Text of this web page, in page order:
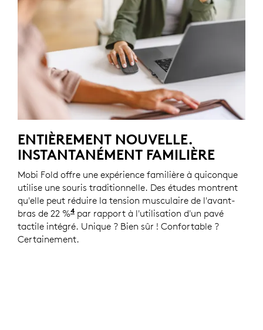
ENTIÈREMENT NOUVELLE.
INSTANTANÉMENT FAMILIÈRE
Mobi Fold offre une expérience familière à quiconque
utilise une souris traditionnelle. Des études montrent
qu'elle peut réduire la tension musculaire de l'avant-
bras de 22 %4Une étude de Logitech ErgoLab (2025)
par rapport à l'utilisation d'un pavé
tactile intégré. Unique ? Bien sûr ! Confortable ?
Certainement.